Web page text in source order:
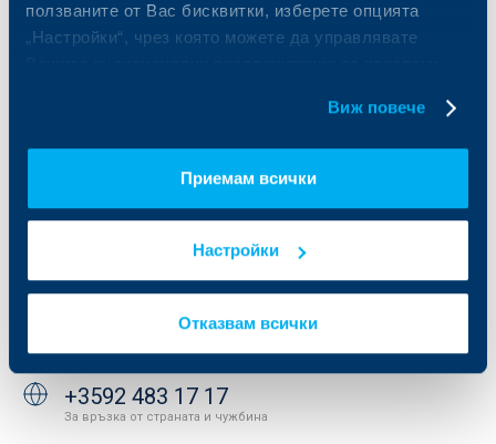
ползваните от Вас бисквитки, изберете опцията
„Настройки“, чрез която можете да управлявате
Виж повече
Приемам всички
Настройки
Отказвам всички
За KBC Груп
За акционери
Кариери
Контакти
ОББ Интерлийз
ОББ Пенсионно осигуряване
Условия за ползване на сайта
Бисквитки
Важни документи
API портал за разработчици
+3592 483 17 17
За връзка от страната и чужбина